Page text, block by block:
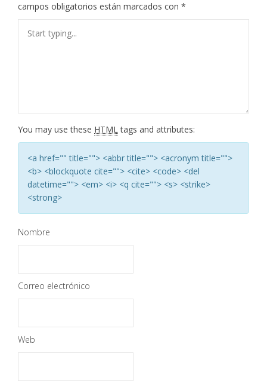
campos obligatorios están marcados con *
You may use these HTMLtags and attributes:
<a href="" title=""> <abbr title=""> <acronym title="">
<b> <blockquote cite=""> <cite> <code> <del
datetime=""> <em> <i> <q cite=""> <s> <strike>
<strong>
Nombre
Correo electrónico
Web